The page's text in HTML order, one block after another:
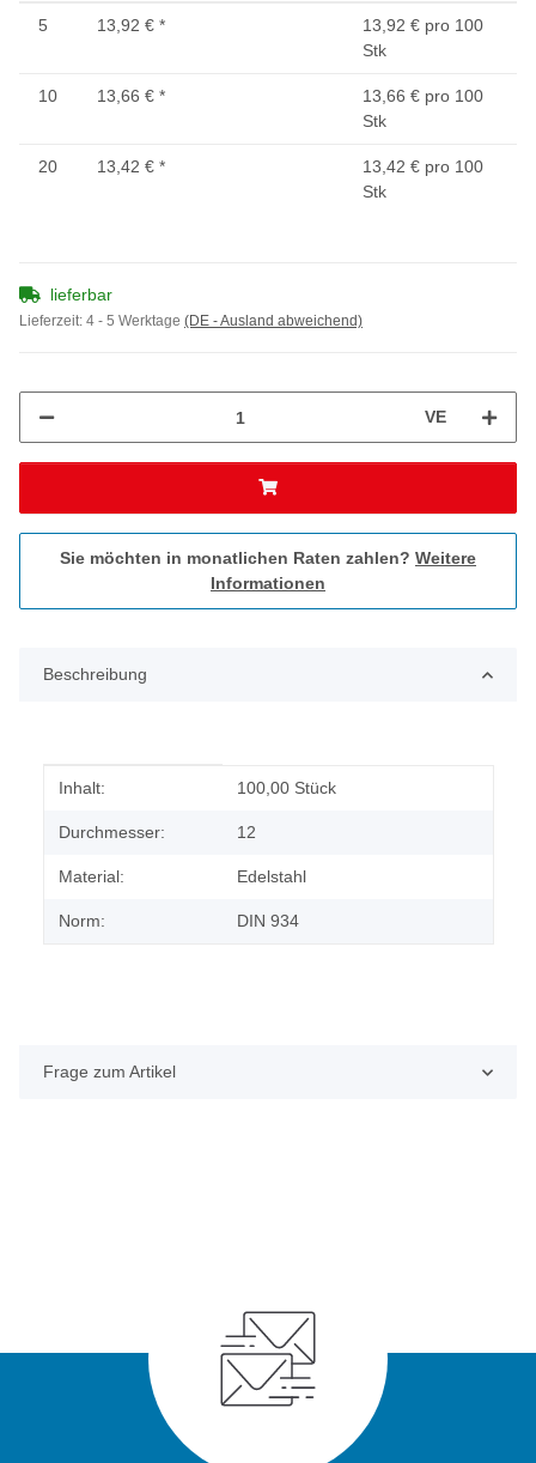
5 13,92 € *
13,92 € pro 100
Stk
10 13,66 € *
13,66 € pro 100
Stk
20 13,42 € *
13,42 € pro 100
Stk
lieferbar
Lieferzeit: 4 - 5 Werktage (DE - Ausland abweichend)
VE
Sie möchten in monatlichen Raten zahlen? Weitere
Informationen
Beschreibung
Produkteigenschaft
Wert
Inhalt: 100,00 Stück
Durchmesser: 12
Material: Edelstahl
Norm: DIN 934
Frage zum Artikel